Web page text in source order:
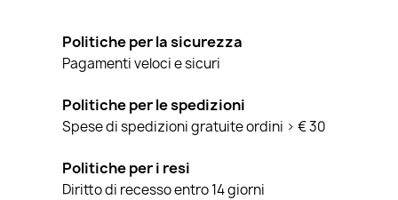
Politiche per la sicurezza
Pagamenti veloci e sicuri
Politiche per le spedizioni
Spese di spedizioni gratuite ordini > € 30
Politiche per i resi
Diritto di recesso entro 14 giorni